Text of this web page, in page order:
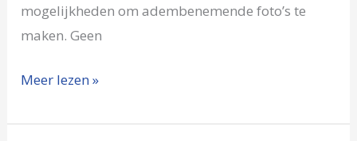
mogelijkheden om adembenemende foto’s te
maken. Geen
Meer lezen »